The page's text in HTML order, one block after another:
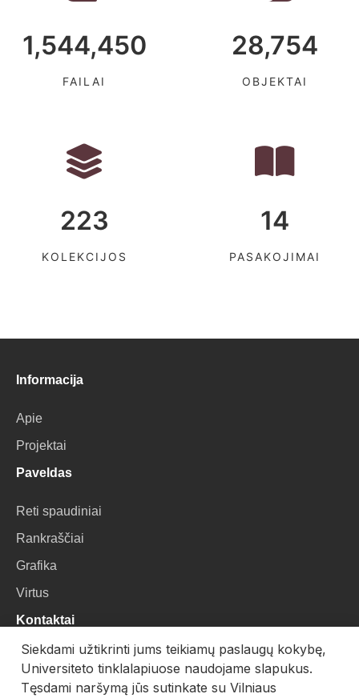
1,544,450
FAILAI
28,754
OBJEKTAI
223
KOLEKCIJOS
14
PASAKOJIMAI
Informacija
Apie
Projektai
Paveldas
Reti spaudiniai
Rankraščiai
Grafika
Virtus
Kontaktai
VU Biblioteka
Universiteto g. 3, LT-01122, Vilnius
Siekdami užtikrinti jums teikiamų paslaugų kokybę,
Universiteto tinklalapiuose naudojame slapukus.
Tęsdami naršymą jūs sutinkate su Vilniaus